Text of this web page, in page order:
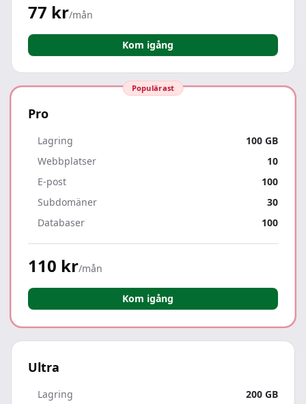
77 kr/mån
Kom igång
Populärast
Pro
Lagring
100 GB
Webbplatser
10
E-post
100
Subdomäner
30
Databaser
100
110 kr/mån
Kom igång
Ultra
Lagring 200 GB